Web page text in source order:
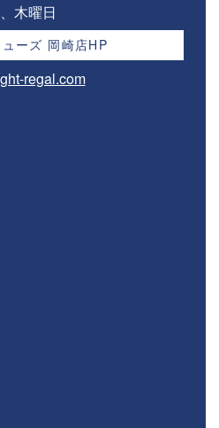
木曜日
ーズ 岡崎店HP
regal.com